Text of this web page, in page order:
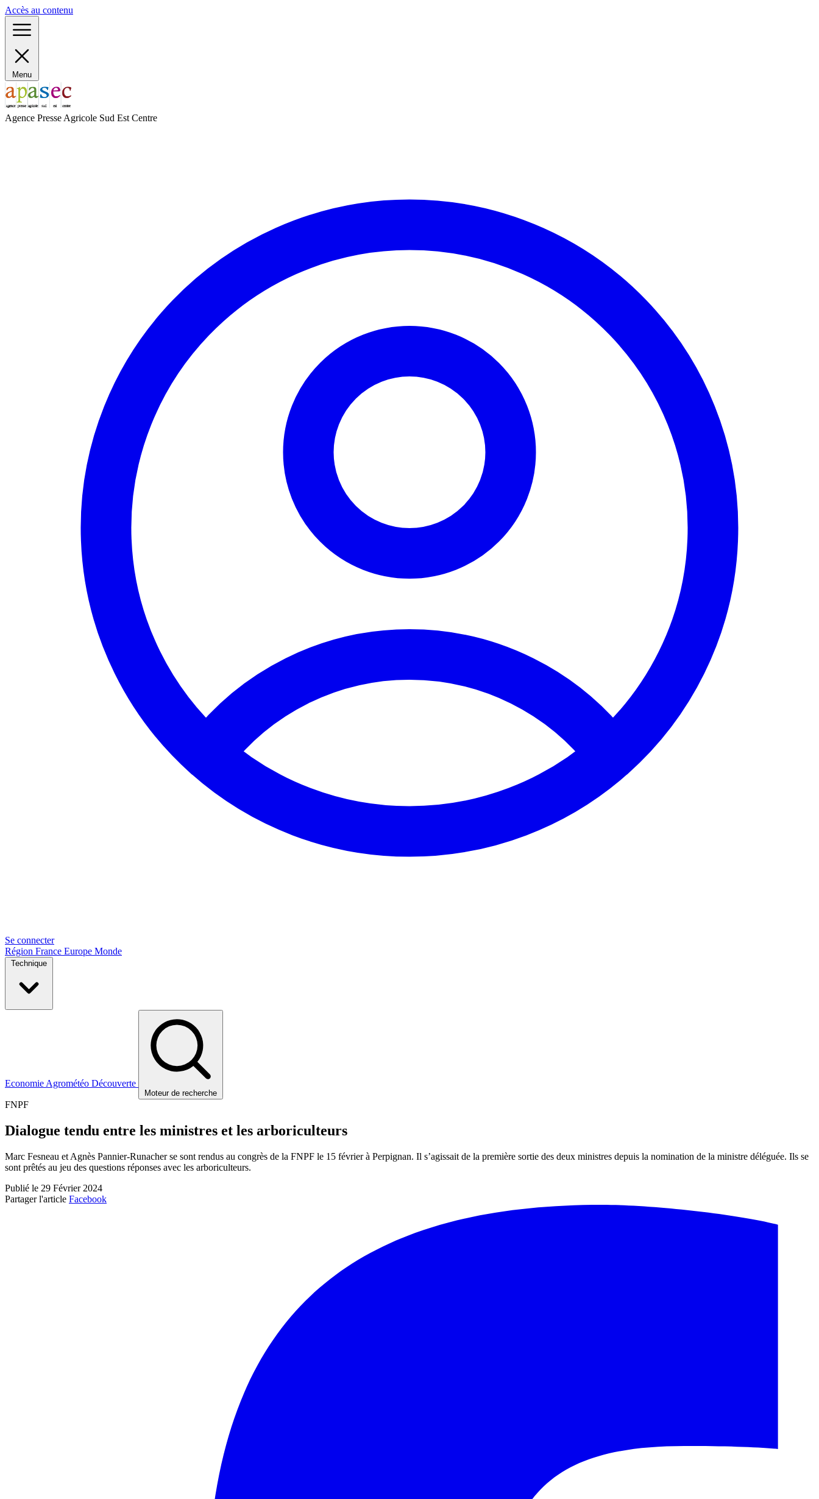
Accès au contenu
Menu
Agence Presse Agricole Sud Est Centre
Se connecter
Région France Europe Monde
Technique
Economie Agrométéo Découverte
Moteur de recherche
FNPF
Dialogue tendu entre les ministres et les arboriculteurs
Marc Fesneau et Agnès Pannier-Runacher se sont rendus au congrès de la FNPF le 15 février à Perpignan. Il s’agissait de la première sortie des deux ministres depuis la nomination de la ministre déléguée. Ils se
sont prêtés au jeu des questions réponses avec les arboriculteurs.
Publié le 29 Février 2024
Partager l'article Facebook
Panneau de gestion des cookies